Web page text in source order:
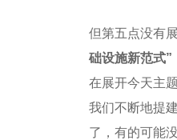
但第五点没有
础设施新范式”
在展开今天主
我们不断地提
了，有的可能